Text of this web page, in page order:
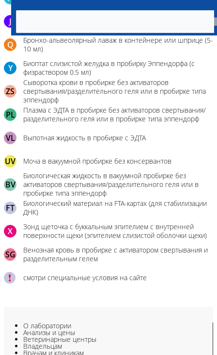
J
Q
Бронхо-альвеолярный лаваж в контейнере или шприце (5-
10 мл)
Y
Биоптат слизистой желудка в пробирку Эппендорфа (с
физраствором 0.5 мл)
ZS
Сыворотка крови в пробирке без активаторов
свертывания/разделительного геля или в пробирке типа
эппендорф
PL
Плазма с ЭДТА в пробирке без активаторов свертывания/
разделительного геля или в пробирке типа эппендорф
VL Выпотная жидкость в пробирке с ЭДТА
UV Моча в вакуумной пробирке без консервантов
BV
Биологическая жидкость в вакуумной пробирке без
активаторов свертывания/разделительного геля или в
пробирке типа эппендорф
FT
Биологический материал на FTA-картах (для стабилизации
ДНК)
X
Зонд щеточка с буккальным эпителием с внутренней
поверхности щеки (эпителием слизистой оболочки щеки)
SG
Венозная кровь в пробирке с активатором свертывания и
разделительным гелем
смотри специальные условия на сайте
О лаборатории
Анализы и цены
Ветеринарные центры
Владельцам
Врачам и клиникам